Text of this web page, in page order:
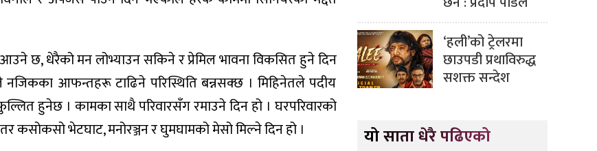
आउने छ, धेरैको मन लोभ्याउन सकिने र प्रेमिल भावना विकसित हुने दिन
नजिकका आफन्तहरू टाढिने परिस्थिति बन्नसक्छ । मिहिनेतले पदीय
हुनेछ । कामका साथै परिवारसँग रमाउने दिन हो । घरपरिवारको
कसोकसो भेटघाट, मनोरञ्जन र घुमघामको मेसो मिल्ने दिन हो ।
‘हली’को ट्रेलरमा
छाउपडी प्रथाविरुद्ध
सशक्त सन्देश
यो साता धेरै पढिएको